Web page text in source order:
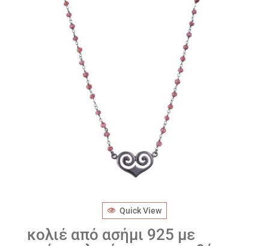
Quick View
κολιέ από ασήμι 925 με